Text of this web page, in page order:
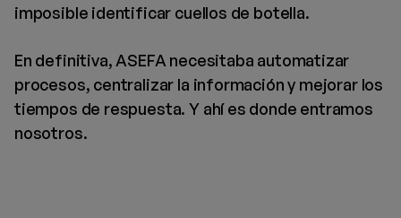
imposible identificar cuellos de botella.
En definitiva, ASEFA necesitaba automatizar
procesos, centralizar la información y mejorar los
tiempos de respuesta. Y ahí es donde entramos
nosotros.